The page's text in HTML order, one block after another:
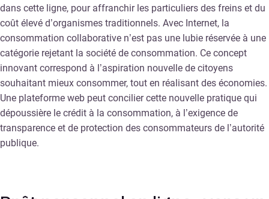
dans cette ligne, pour affranchir les particuliers des freins et du
coût élevé d’organismes traditionnels. Avec Internet, la
consommation collaborative n’est pas une lubie réservée à une
catégorie rejetant la société de consommation. Ce concept
innovant correspond à l’aspiration nouvelle de citoyens
souhaitant mieux consommer, tout en réalisant des économies.
Une plateforme web peut concilier cette nouvelle pratique qui
dépoussière le crédit à la consommation, à l’exigence de
transparence et de protection des consommateurs de l’autorité
publique.